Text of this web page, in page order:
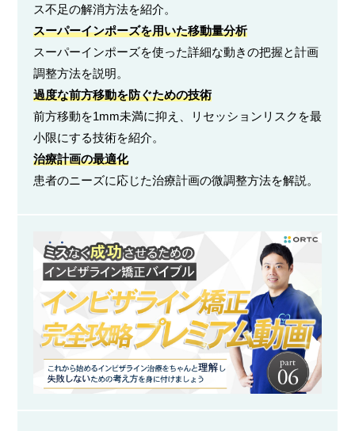
ス不足の解消方法を紹介。
スーパーインポーズを用いた移動量分析
スーパーインポーズを使った詳細な動きの把握と計画
調整方法を説明。
過度な前方移動を防ぐための技術
前方移動を1mm未満に抑え、リセッションリスクを最
小限にする技術を紹介。
治療計画の最適化
患者のニーズに応じた治療計画の微調整方法を解説。